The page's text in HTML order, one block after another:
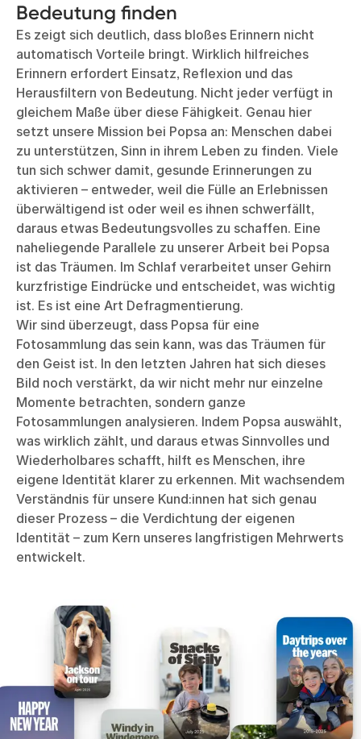
Bedeutung finden
Es zeigt sich deutlich, dass bloßes Erinnern nicht
automatisch Vorteile bringt. Wirklich hilfreiches
Erinnern erfordert Einsatz, Reflexion und das
Herausfiltern von Bedeutung. Nicht jeder verfügt in
gleichem Maße über diese Fähigkeit. Genau hier
setzt unsere Mission bei Popsa an: Menschen dabei
zu unterstützen, Sinn in ihrem Leben zu finden. Viele
tun sich schwer damit, gesunde Erinnerungen zu
aktivieren – entweder, weil die Fülle an Erlebnissen
überwältigend ist oder weil es ihnen schwerfällt,
daraus etwas Bedeutungsvolles zu schaffen. Eine
naheliegende Parallele zu unserer Arbeit bei Popsa
ist das Träumen. Im Schlaf verarbeitet unser Gehirn
kurzfristige Eindrücke und entscheidet, was wichtig
ist. Es ist eine Art Defragmentierung.
Wir sind überzeugt, dass Popsa für eine
Fotosammlung das sein kann, was das Träumen für
den Geist ist. In den letzten Jahren hat sich dieses
Bild noch verstärkt, da wir nicht mehr nur einzelne
Momente betrachten, sondern ganze
Fotosammlungen analysieren. Indem Popsa auswählt,
was wirklich zählt, und daraus etwas Sinnvolles und
Wiederholbares schafft, hilft es Menschen, ihre
eigene Identität klarer zu erkennen. Mit wachsendem
Verständnis für unsere Kund:innen hat sich genau
dieser Prozess – die Verdichtung der eigenen
Identität – zum Kern unseres langfristigen Mehrwerts
entwickelt.